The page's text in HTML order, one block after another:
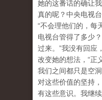
她的这番话的确让
真的呢？中央电视
“不会理他们的，每
电视台管得了多少
过来。”我没有回应
改变她的想法，“正
我们之间都只是空
对这些价值的坚持
有这些意识。我继